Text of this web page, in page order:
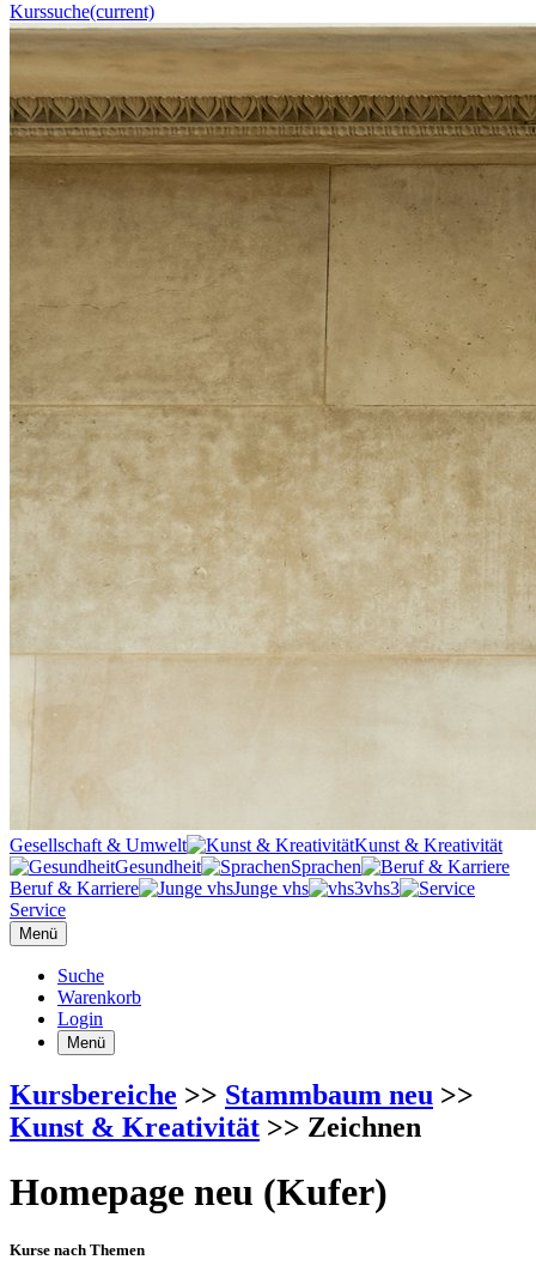
Kurssuche(current)
Gesellschaft & Umwelt
Kunst & Kreativität
Gesundheit
Sprachen
Beruf & Karriere
Junge vhs
vhs3
Service
Menü
Suche
Warenkorb
Login
Menü
Kursbereiche >> Stammbaum neu >>
Kunst & Kreativität >> Zeichnen
Homepage neu (Kufer)
Kurse nach Themen